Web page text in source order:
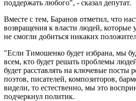
поддержать любого", - сказал депутат.
Вместе с тем, Баранов отметил, что
возвращения к власти людей, которые
не смогли добиться никаких
"Если Тимошенко будет избрана, мы
всем, кто будет решать проблемы
будет расставлять на ключевые посты
поэтов, писателей, композиторов,
видели, то естественно, мы это
подчеркнул политик.